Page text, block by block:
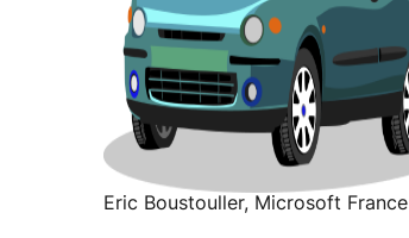
Eric Boustouller, Microsoft France